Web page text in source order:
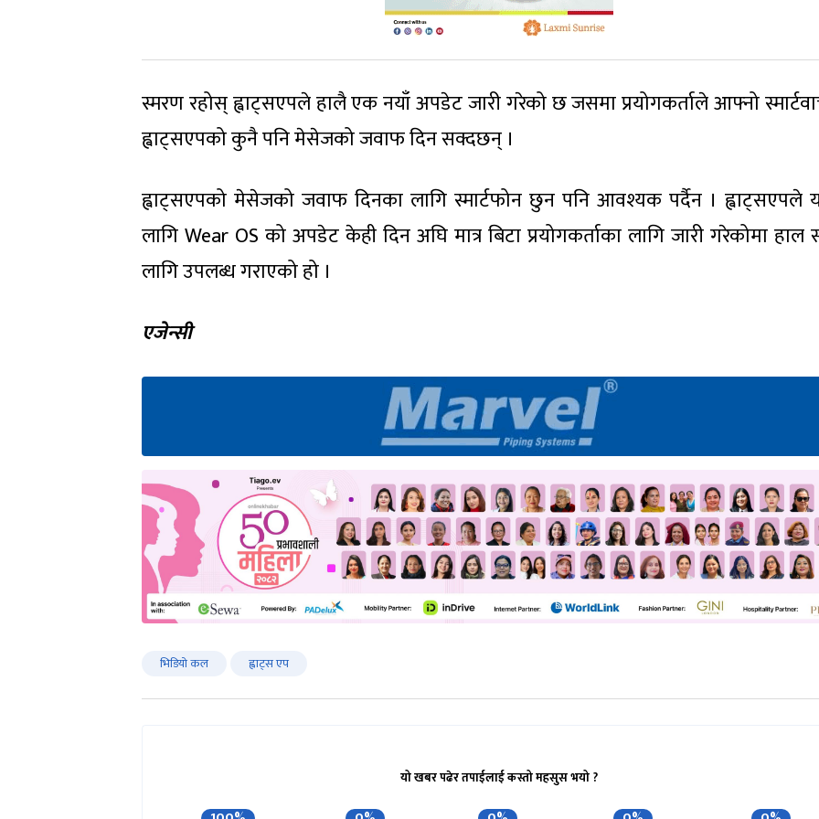
स्मरण रहोस् ह्वाट्सएपले हालै एक नयाँ अपडेट जारी गरेको छ जसमा प्रयोगकर्ताले आफ्नो
ह्वाट्सएपको कुनै पनि मेसेजको जवाफ दिन सक्दछन् ।
ह्वाट्सएपको मेसेजको जवाफ दिनका लागि स्मार्टफोन छुन पनि आवश्यक पर्दैन । ह्वाट्सएपले
लागि Wear OS को अपडेट केही दिन अघि मात्र बिटा प्रयोगकर्ताका लागि जारी गरेकोमा
लागि उपलब्ध गराएको हो ।
एजेन्सी
भिडियो कल ह्वाट्स एप
यो खबर पढेर तपाईलाई कस्तो महसुस भयो ?